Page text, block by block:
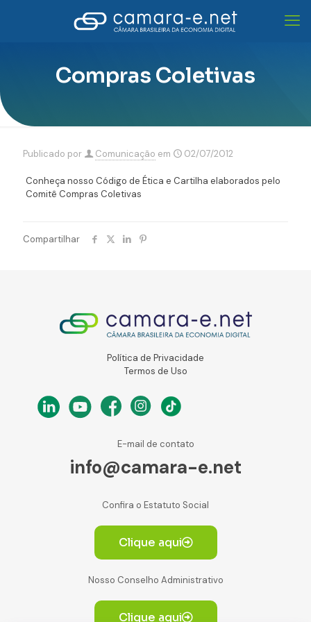
Compras Coletivas
Publicado por Comunicação em 02/07/2012
Conheça nosso Código de Ética e Cartilha elaborados pelo
Comitê Compras Coletivas
Compartilhar
Política de Privacidade
Termos de Uso
E-mail de contato
info@camara-e.net
Confira o Estatuto Social
Clique aqui
Nosso Conselho Administrativo
Clique aqui